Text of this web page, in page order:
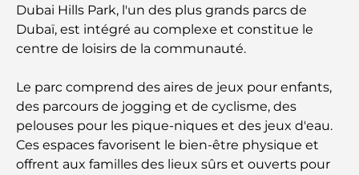
Les meilleurs parcours de golf de championnat à
Dubaï
Résidences en bord de mer à Dubaï : le luxe au
bord de la mer
Les meilleures banques de Dubaï pour les
expatriés : un guide bancaire complet
Dubai Hills Park, l'un des plus grands parcs de
Dubaï, est intégré au complexe et constitue le
centre de loisirs de la communauté.
Le parc comprend des aires de jeux pour enfants,
des parcours de jogging et de cyclisme, des
pelouses pour les pique-niques et des jeux d'eau.
Ces espaces favorisent le bien-être physique et
offrent aux familles des lieux sûrs et ouverts pour